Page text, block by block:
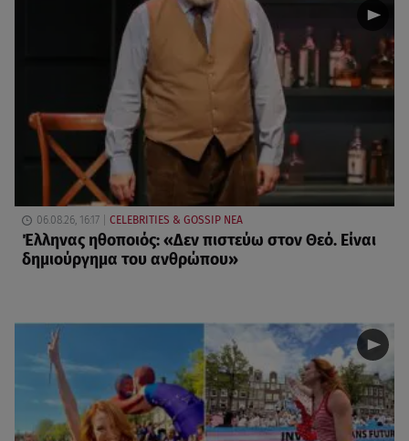
06.08.26, 16:17 CELEBRITIES & GOSSIP ΝΕΑ
Έλληνας ηθοποιός: «Δεν πιστεύω στον Θεό. Είναι
δημιούργημα του ανθρώπου»